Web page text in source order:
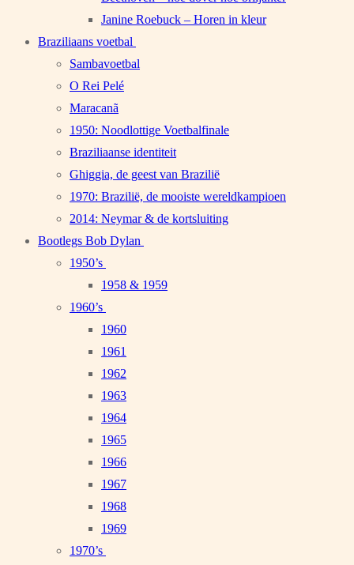
Janine Roebuck – Horen in kleur
Braziliaans voetbal
Sambavoetbal
O Rei Pelé
Maracanã
1950: Noodlottige Voetbalfinale
Braziliaanse identiteit
Ghiggia, de geest van Brazilië
1970: Brazilië, de mooiste wereldkampioen
2014: Neymar & de kortsluiting
Bootlegs Bob Dylan
1950’s
1958 & 1959
1960’s
1960
1961
1962
1963
1964
1965
1966
1967
1968
1969
1970’s